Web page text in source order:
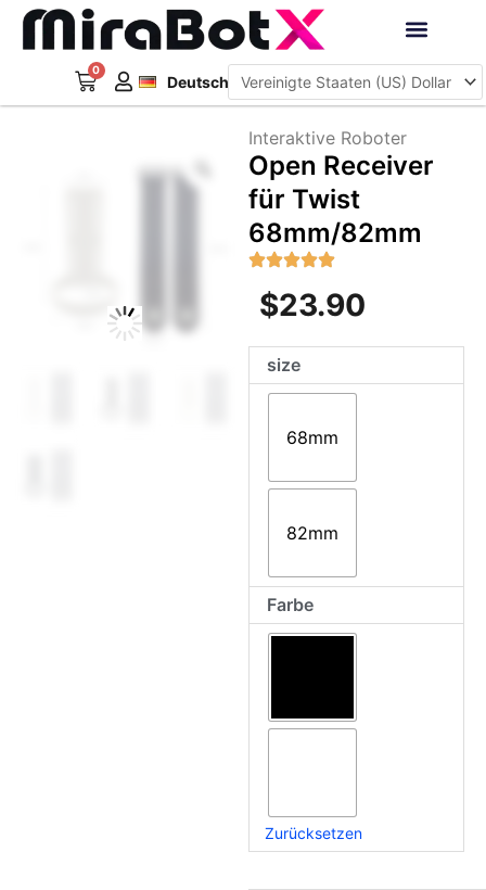
Zum
0
WarenkorbDeutsch
Français
日本語
Zoom
Interaktive Roboter
Open Receiver
für Twist
68mm/82mm
$23.90
size
68mm
82mm
Farbe
Zurücksetzen
Open
Receiver
Menge